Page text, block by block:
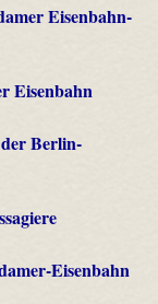
Eisenbahn-
Eisenbahn
Berlin-
Eisenbahn